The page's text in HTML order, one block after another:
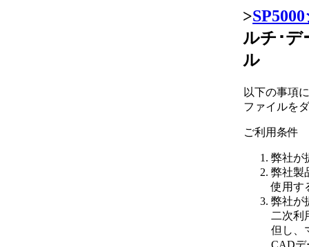
>
ルチ･デ
ル
以下の事項
ファイルを
ご利用条件
弊社が
弊社製
使用す
弊社が
二次利
但し、